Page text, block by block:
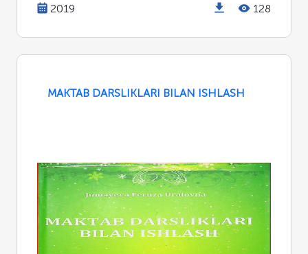
2019 128
MAKTAB DARSLIKLARI BILAN ISHLASH